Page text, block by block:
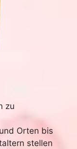
zu
Orten bis
stellen